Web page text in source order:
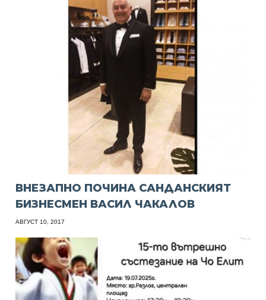
ВНЕЗАПНО ПОЧИНА САНДАНСКИЯТ
БИЗНЕСМЕН ВАСИЛ ЧАКАЛОВ
АВГУСТ 10, 2017